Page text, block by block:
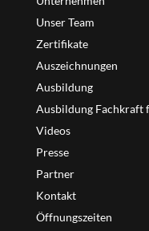
Unser Team
Zertifikate
Auszeichnungen
Ausbildung
Ausbildung Fachkraft
Videos
Presse
Partner
Kontakt
Öffnungszeiten